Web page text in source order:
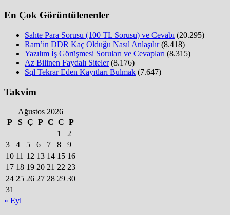
En Çok Görüntülenenler
Sahte Para Sorusu (100 TL Sorusu) ve Cevabı (20.295)
Ram’in DDR Kaç Olduğu Nasıl Anlaşılır (8.418)
Yazılım İş Görüşmesi Soruları ve Cevapları (8.315)
Az Bilinen Faydalı Siteler (8.176)
Sql Tekrar Eden Kayıtları Bulmak (7.647)
Takvim
Ağustos 2026
P
S Ç P C C P
1
2
3
4 5 6 7 8
9
10 11 12 13 14 15 16
17 18 19 20 21 22 23
24 25 26 27 28 29 30
31
« Eyl